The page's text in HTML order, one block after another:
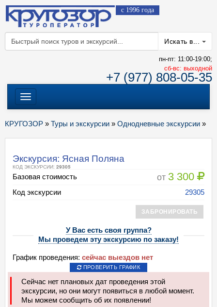
с 1996 года
Искать в...
пн-пт: 11:00-19:00;
cб-вс: выходной
+7 (977) 808-05-35
Меню
КРУГОЗОР » Туры и экскурсии » Однодневные экскурсии »
Экскурсия: Ясная Поляна
КОД ЭКСКУРСИИ: 29305
Базовая стоимость от 3 300
Код экскурсии 29305
ЗАБРОНИРОВАТЬ
У Вас есть своя группа?
Мы проведем эту экскурсию по заказу!
График проведения: сейчас выездов нет
ПРОВЕРИТЬ ГРАФИК
Сейчас нет плановых дат проведения этой
экскурсии, но они могут появиться в любой момент.
Мы можем сообщить об их появлении!